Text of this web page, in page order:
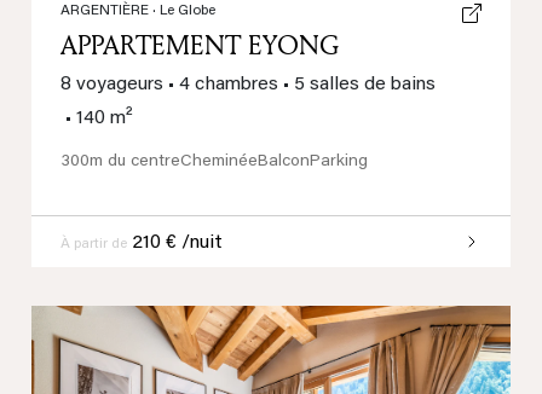
ARGENTIÈRE · Le Globe
APPARTEMENT EYONG
8 voyageurs • 4 chambres • 5 salles de bains
• 140 m²
300m du centreCheminéeBalconParking
À partir de 210 € /nuit